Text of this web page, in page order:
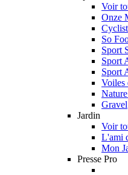
Voir
Onze
Cyclist
So
Sport
Sport
Sport
Voiles
Gravel
Jardin
Voir
L'ami
Mon
Presse Pro